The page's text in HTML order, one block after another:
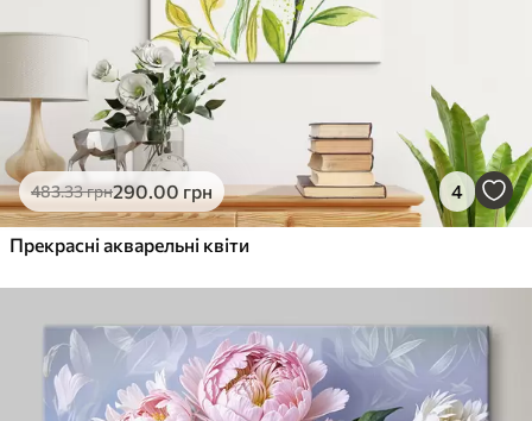
483.33грн290.00 грн 4
Прекрасні акварельні квіти